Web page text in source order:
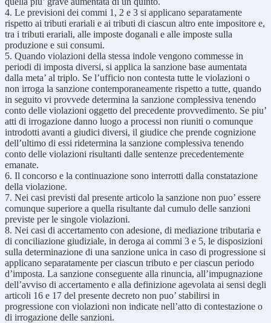
4. Le previsioni dei commi 1, 2 e 3 si applicano separatamente
rispetto ai tributi erariali e ai tributi di ciascun altro ente impositore e,
tra i tributi erariali, alle imposte doganali e alle imposte sulla
produzione e sui consumi.
5. Quando violazioni della stessa indole vengono commesse in
periodi di imposta diversi, si applica la sanzione base aumentata
dalla meta’ al triplo. Se l’ufficio non contesta tutte le violazioni o
non irroga la sanzione contemporaneamente rispetto a tutte, quando
in seguito vi provvede determina la sanzione complessiva tenendo
conto delle violazioni oggetto del precedente provvedimento. Se piu’
atti di irrogazione danno luogo a processi non riuniti o comunque
introdotti avanti a giudici diversi, il giudice che prende cognizione
dell’ultimo di essi ridetermina la sanzione complessiva tenendo
conto delle violazioni risultanti dalle sentenze precedentemente
emanate.
6. Il concorso e la continuazione sono interrotti dalla constatazione
della violazione.
7. Nei casi previsti dal presente articolo la sanzione non puo’ essere
comunque superiore a quella risultante dal cumulo delle sanzioni
previste per le singole violazioni.
8. Nei casi di accertamento con adesione, di mediazione tributaria e
di conciliazione giudiziale, in deroga ai commi 3 e 5, le disposizioni
sulla determinazione di una sanzione unica in caso di progressione si
applicano separatamente per ciascun tributo e per ciascun periodo
d’imposta. La sanzione conseguente alla rinuncia, all’impugnazione
dell’avviso di accertamento e alla definizione agevolata ai sensi degli
articoli 16 e 17 del presente decreto non puo’ stabilirsi in
progressione con violazioni non indicate nell’atto di contestazione o
di irrogazione delle sanzioni.